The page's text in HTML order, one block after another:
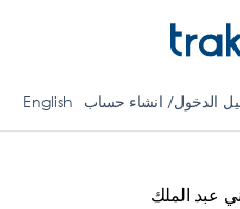
الدخول/ انشاء حساب English
عبد الملك